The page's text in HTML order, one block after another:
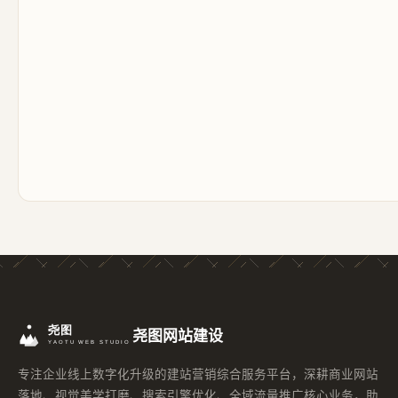
尧图网站建设
专注企业线上数字化升级的建站营销综合服务平台，深耕商业网站